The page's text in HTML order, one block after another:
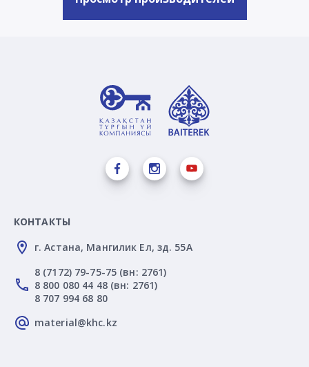
КОНТАКТЫ
г. Астана, Мангилик Ел, зд. 55А
8 (7172) 79-75-75 (вн: 2761)
8 800 080 44 48 (вн: 2761)
8 707 994 68 80
material@khc.kz